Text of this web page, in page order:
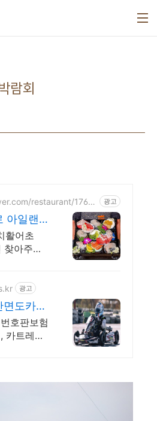
람회
restaurant/1766
광고
아일랜
활어초
아주시
싱하고
증된맛
광고
도카트
행중!
호판보험
카트레이